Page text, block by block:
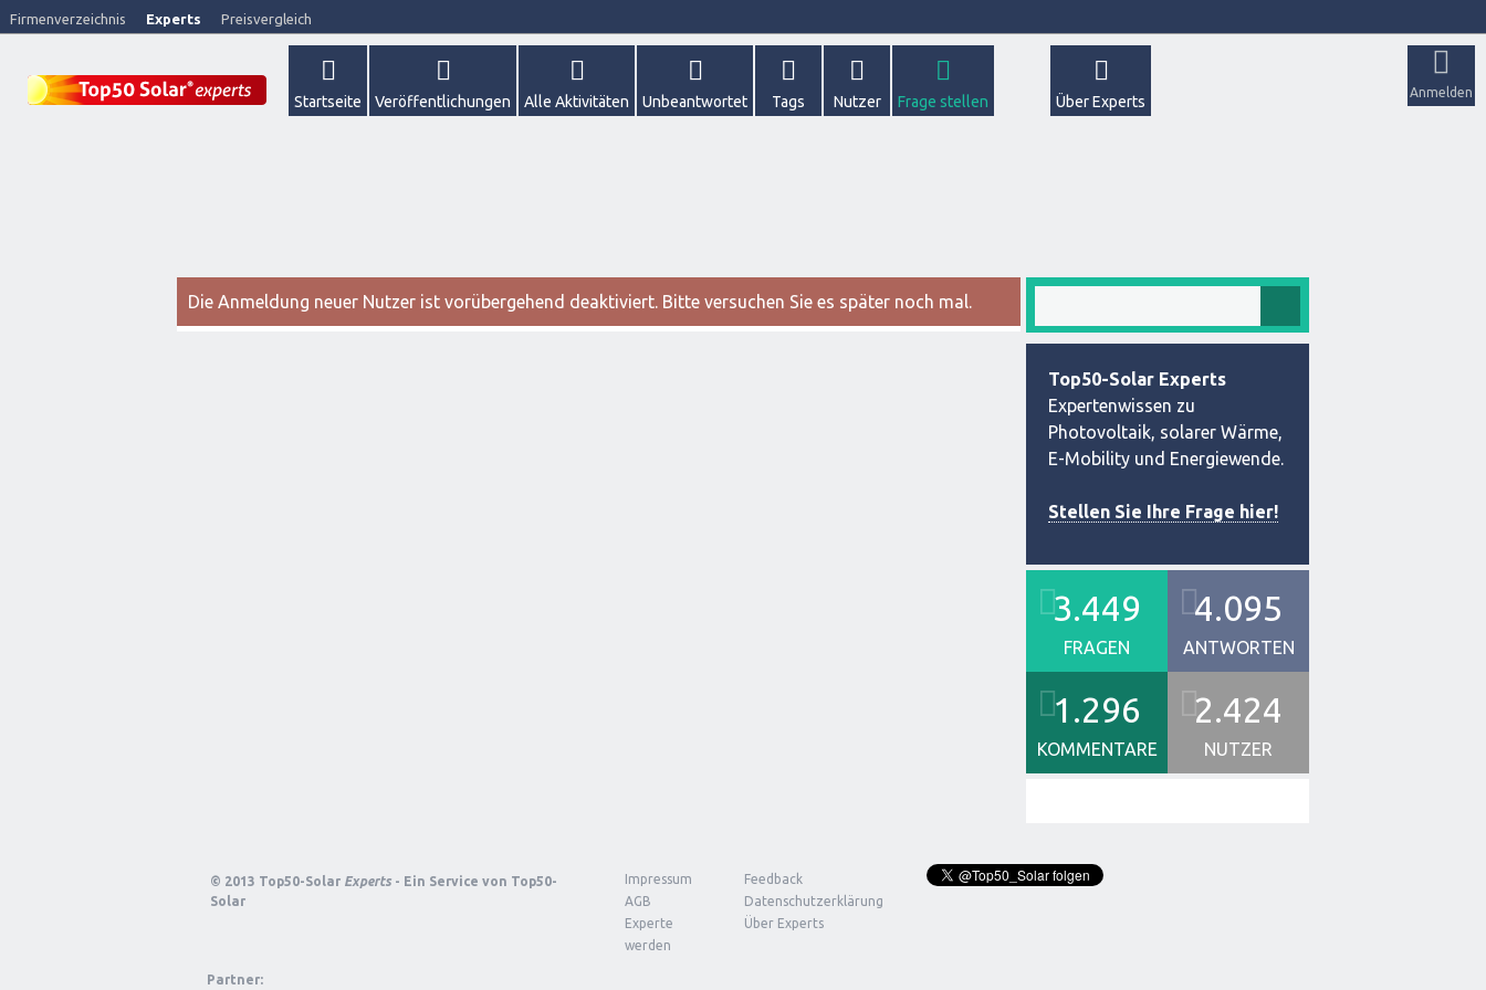
Firmenverzeichnis Experts Preisvergleich
Anmelden
Startseite Veröffentlichungen Alle Aktivitäten Unbeantwortet Tags Nutzer Frage stellen Über Experts
Die Anmeldung neuer Nutzer ist vorübergehend deaktiviert. Bitte versuchen Sie es später noch mal.
Top50-Solar Experts
Expertenwissen zu
Photovoltaik, solarer Wärme,
E-Mobility und Energiewende.
Stellen Sie Ihre Frage hier!
3.449
FRAGEN
4.095
ANTWORTEN
1.296
KOMMENTARE
2.424
NUTZER
© 2013 Top50-Solar Experts - Ein Service von Top50-
Solar
Impressum
Feedback
AGB
Datenschutzerklärung
Experte
werden
Über Experts
Partner: